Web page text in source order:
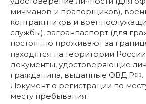
мичманов и прапорщиков),
контрактников и
службы), загранпаспорт (для
постоянно проживают за
находятся на территории
документы, удостоверяющие
гражданина, выданные ОВД РФ.
Документ о регистрации по
месту пребывания.